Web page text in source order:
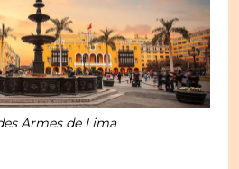
Armes de Lima